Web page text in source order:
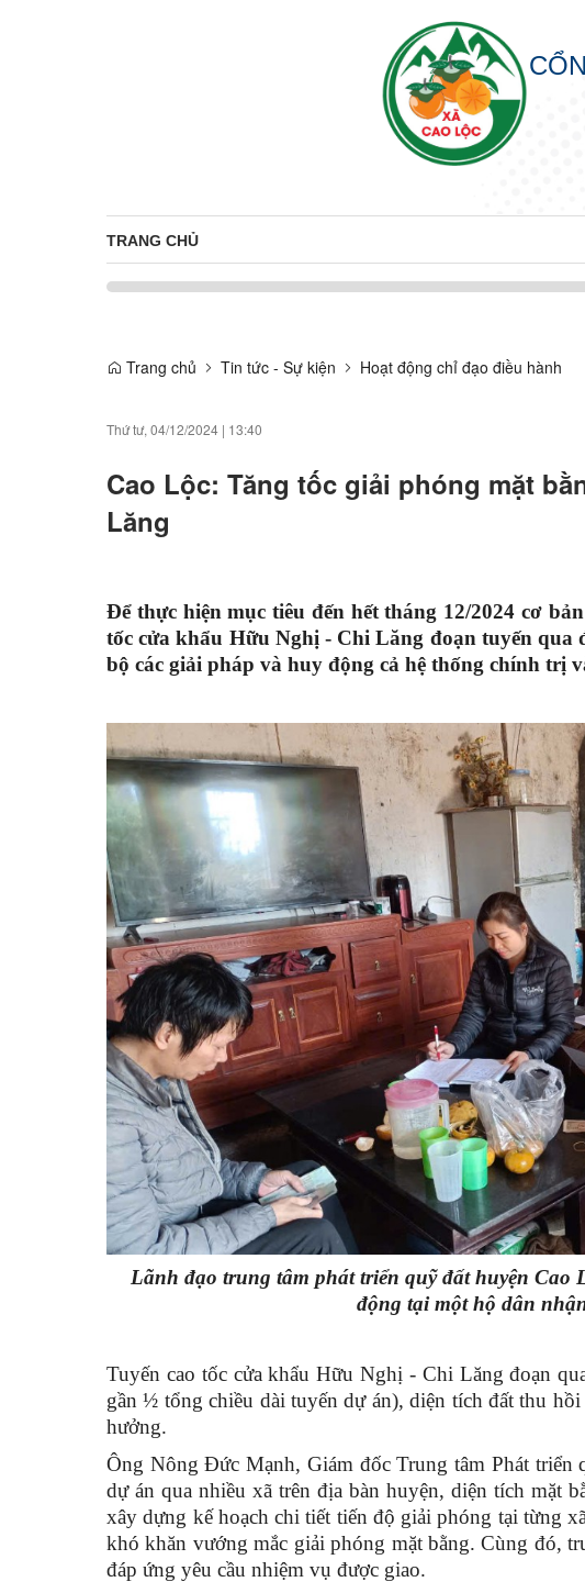
TRANG CHỦ
Trang chủ Tin tức - Sự kiện Hoạt động chỉ đạo điều hành
Thứ tư, 04/12/2024 | 13:40
Cao Lộc: Tăng tốc giải phóng mặt
Lăng
Để thực hiện mục tiêu đến hết tháng 12/2024 cơ
tốc cửa khẩu Hữu Nghị - Chi Lăng đoạn tuyến qua
bộ các giải pháp và huy động cả hệ thống chính trị
Lãnh đạo trung tâm phát triển quỹ đất huyện Cao
động tại một hộ dân
Tuyến cao tốc cửa khẩu Hữu Nghị - Chi Lăng đoạn
gần ½ tổng chiều dài tuyến dự án), diện tích đất thu
hưởng.
Ông Nông Đức Mạnh, Giám đốc Trung tâm Phát
dự án qua nhiều xã trên địa bàn huyện, diện tích mặt
xây dựng kế hoạch chi tiết tiến độ giải phóng tại từng
khó khăn vướng mắc giải phóng mặt bằng. Cùng đó,
đáp ứng yêu cầu nhiệm vụ được giao.